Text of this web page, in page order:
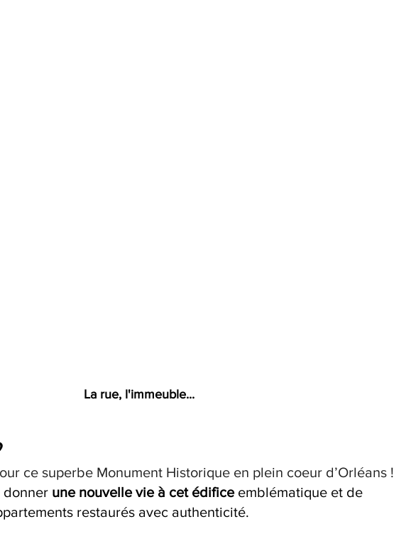
La rue, l'immeuble...
ce superbe Monument Historique en plein coeur d’Orléans !
donner une nouvelle vie à cet édifice emblématique et de
restaurés avec authenticité.